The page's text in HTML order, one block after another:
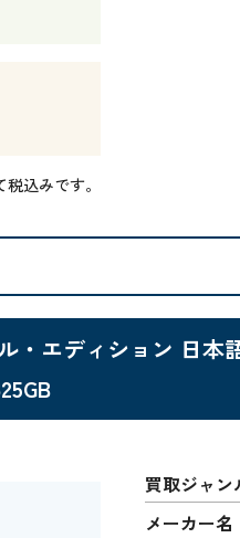
込みです。
・エディション 日本
買取ジャン
メーカー名